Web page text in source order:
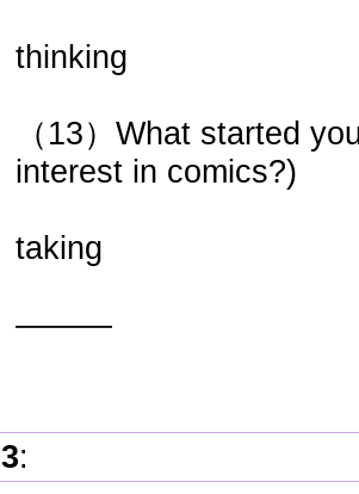
thinking
（13）What started
interest in comics?)
taking
―――
3: